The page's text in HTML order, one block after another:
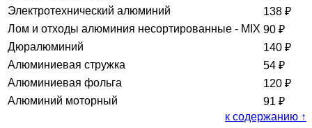
Электротехнический алюминий
138 ₽
Лом и отходы алюминия несортированные - MIX 90 ₽
Дюралюминий
140 ₽
Алюминиевая стружка
54 ₽
Алюминиевая фольга
120 ₽
Алюминий моторный
91 ₽
к содержанию ↑